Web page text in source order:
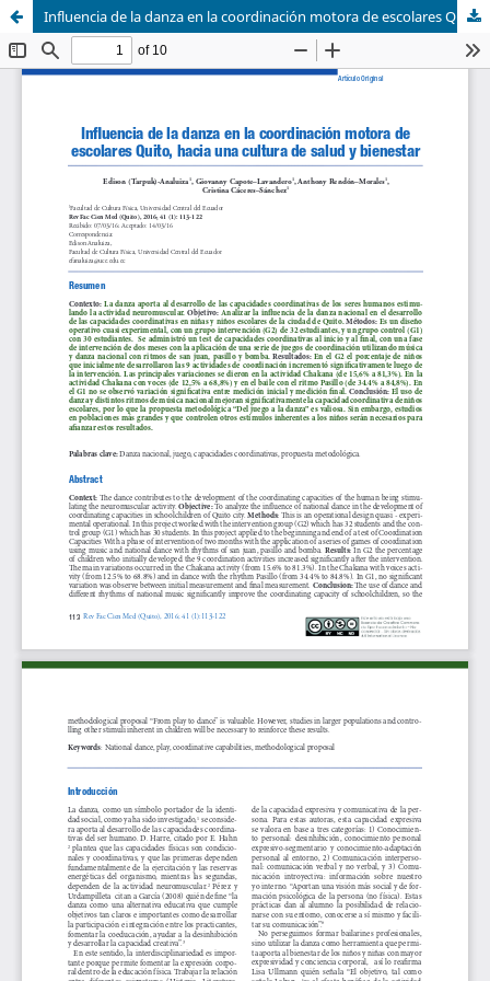
Influencia de la danza en la coordinación motora de escolares Quito, hacia una cultura de salud y bienestar